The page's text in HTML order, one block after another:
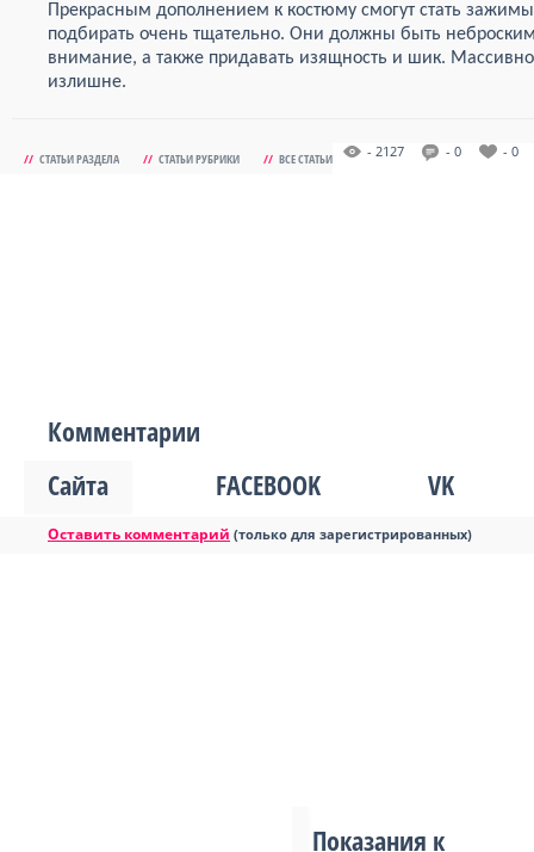
Прекрасным дополнением к костюму смогут стать
подбирать очень тщательно. Они должны быть
внимание, а также придавать изящность и шик.
излишне.
// СТАТЬИ РАЗДЕЛА // СТАТЬИ РУБРИКИ // ВСЕ СТАТЬИ - 2127 - 0 - 0
Комментарии
Сайта
FACEBOOK VK
Оставить комментарий (только для зарегистрированных)
Показания к